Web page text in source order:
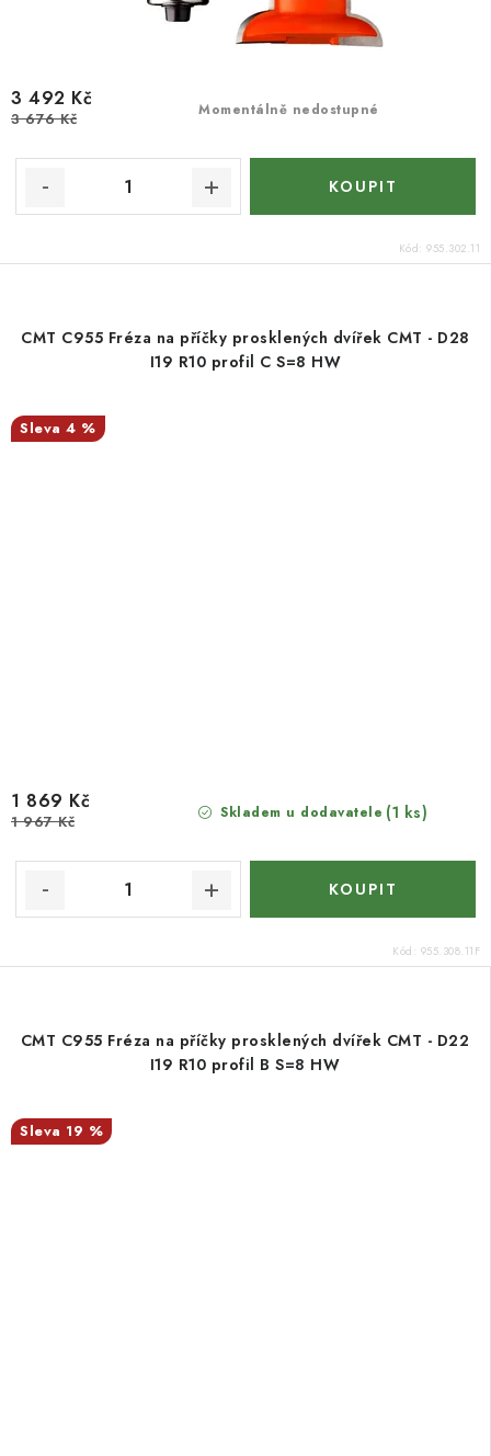
Momentálně nedostupné
3 492 Kč
3 676 Kč
Kód: 955.302.11
CMT C955 Fréza na příčky prosklených dvířek CMT - D28
I19 R10 profil C S=8 HW
4 %
Skladem u dodavatele (1 ks)
1 869 Kč
1 967 Kč
Kód: 955.308.11F
CMT C955 Fréza na příčky prosklených dvířek CMT - D22
I19 R10 profil B S=8 HW
19 %